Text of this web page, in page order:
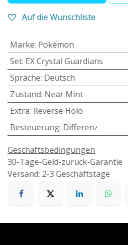
Auf die Wunschliste
Marke: Pokémon
Set: EX Crystal Guardians
Sprache: Deutsch
Zustand: Near Mint
Extra: Reverse Holo
Besteuerung: Differenz
Geschäftsbedingungen
30-Tage-Geld-zurück-Garantie
Versand: 2-3 Geschäftstage